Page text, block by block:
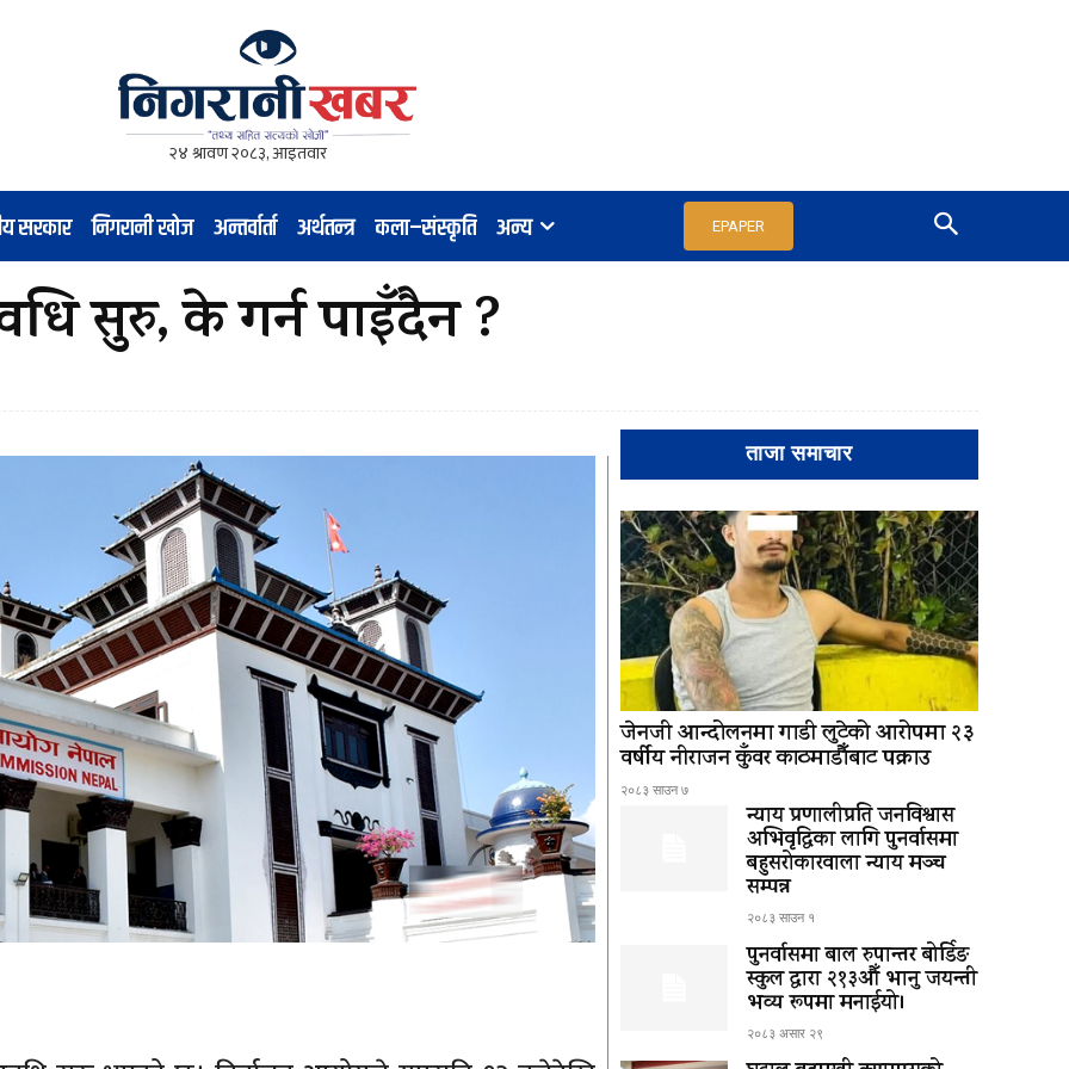
सरकार निगरानी खोज अन्तर्वार्ता अर्थतन्त्र कला–संस्कृति अन्य EPAPER
सुरु, के गर्न पाइँदैन ?
ताजा समाचार
जेनजी आन्दोलनमा गाडी लुटेको आरोपमा २३
वर्षीय नीराजन कुँवर काठमाडौँबाट पक्राउ
२०८३ साउन ७
न्याय प्रणालीप्रति जनविश्वास
अभिवृद्धिका लागि पुनर्वासमा
बहुसरोकारवाला न्याय मञ्च
सम्पन्न
२०८३ साउन १
पुनर्वासमा बाल रुपान्तर बोर्डिङ
स्कुल द्धारा २१३औँ भानु जयन्ती
भव्य रूपमा मनाईयो।
२०८३ असार २९